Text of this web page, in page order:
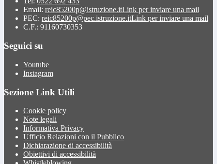
Email: reic85200p@istruzione.itLink per inviare una mail
PEC: reic85200p@pec.istruzione.itLink per inviare una mail
C.F.: 91160730353
Seguici su
Youtube
Instagram
Sezione Link Utili
Cookie policy
Note legali
Informativa Privacy
Ufficio Relazioni con il Pubblico
Dichiarazione di accessibilità
Obiettivi di accessibilità